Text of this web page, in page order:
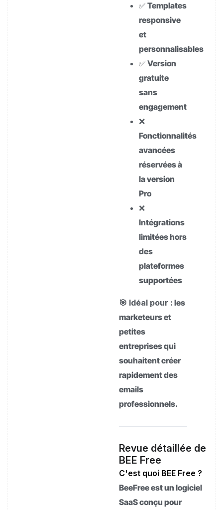
✅ Templates
responsive
et
personnalisables
✅ Version
gratuite
sans
engagement
❌
Fonctionnalités
avancées
réservées à
la version
Pro
❌
Intégrations
limitées hors
des
plateformes
supportées
🎯 Idéal pour : les
marketeurs et
petites
entreprises qui
souhaitent créer
rapidement des
emails
professionnels.
Revue détaillée de
BEE Free
C'est quoi BEE Free ?
BeeFree est un logiciel
SaaS conçu pour